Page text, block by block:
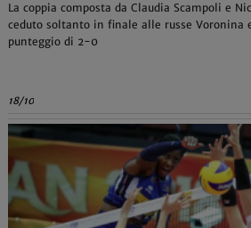
La coppia composta da Claudia Scampoli e
ceduto soltanto in finale alle russe Voronina
punteggio di 2-0
18/10